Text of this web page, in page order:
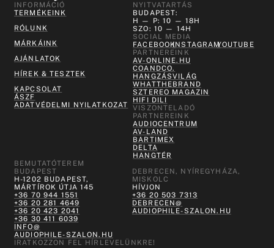
INFORMÁCIÓ
TERMÉKEINK
RÓLUNK
MÁRKÁINK
AJÁNLATOK
HÍREK & TESZTEK
KAPCSOLAT
ÁSZF
ADATVÉDELMI NYILATKOZAT
NYITVATARTÁS
BUDAPEST:
H — P: 10 — 18H
SZO: 10 — 14H
SOCIAL MEDIA
FACEBOOKINSTAGRAMYOUTUBE
PARTNEREINK
AV-ONLINE.HU
COANDCO.
HANGZÁSVILÁG
WHATTHEBRAND
SZTEREO MAGAZIN
HIFI DILI
VISZONTELADÓ
PARTNEREINK
AUDIOCENTRUM
AV-LAND
BARTIMEX
DELTA
HANGTÉR
BEMUTATÓTEREM
BUDAPEST
H-1202 BUDAPEST,
MÁRTÍROK ÚTJA 145
+36 70 944 1551
+36 20 281 4649
+36 20 423 2041
+36 30 411 6039
INFO@
AUDIOPHILE-SZALON.HU
DEBRECEN, NYÍREGYHÁZA,
MISKOLC
HÍVJON
+36 20 503 7313
DEBRECEN@
AUDIOPHILE-SZALON.HU
IRATKOZZON FEL HÍRLEVELÜNKRE!